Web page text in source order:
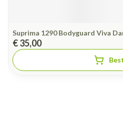
Suprima 1290 Bodyguard Viva
€ 35,00